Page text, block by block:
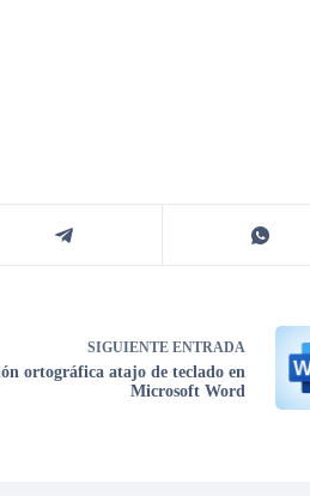
SIGUIENTEENTRADA
ortográfica atajo de teclado en
Microsoft Word